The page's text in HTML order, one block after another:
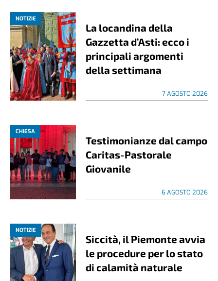
NOTIZIE
La locandina della
Gazzetta d’Asti: ecco i
principali argomenti
della settimana
7 AGOSTO 2026
CHIESA
Testimonianze dal campo
Caritas-Pastorale
Giovanile
6 AGOSTO 2026
NOTIZIE
Siccità, il Piemonte avvia
le procedure per lo stato
di calamità naturale